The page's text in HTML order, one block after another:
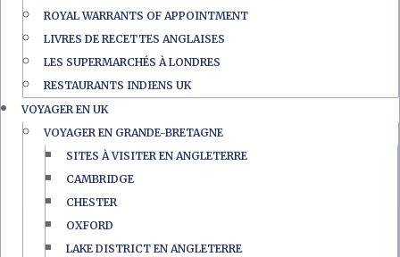
ROYAL WARRANTS OF APPOINTMENT
LIVRES DE RECETTES ANGLAISES
LES SUPERMARCHÉS À LONDRES
RESTAURANTS INDIENS UK
VOYAGER EN UK
VOYAGER EN GRANDE-BRETAGNE
SITES À VISITER EN ANGLETERRE
CAMBRIDGE
CHESTER
OXFORD
LAKE DISTRICT EN ANGLETERRE